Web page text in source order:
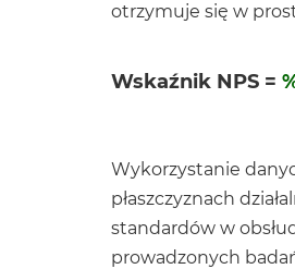
otrzymuje się w
Wskaźnik NPS =
Wykorzystanie
płaszczyznach
standardów w
prowadzonych